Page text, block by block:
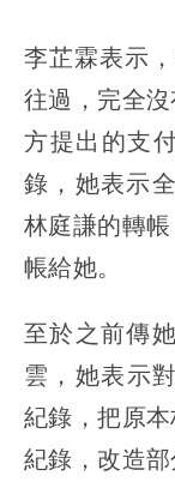
李芷霖表示
往過，完全
方提出的支
錄，她表示
林庭謙的轉
帳給她。
至於之前傳
雲，她表示
紀錄，把原
紀錄，改造